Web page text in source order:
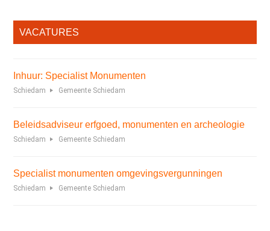
VACATURES
Inhuur: Specialist Monumenten
Schiedam Gemeente Schiedam
Beleidsadviseur erfgoed, monumenten en archeologie
Schiedam Gemeente Schiedam
Specialist monumenten omgevingsvergunningen
Schiedam Gemeente Schiedam